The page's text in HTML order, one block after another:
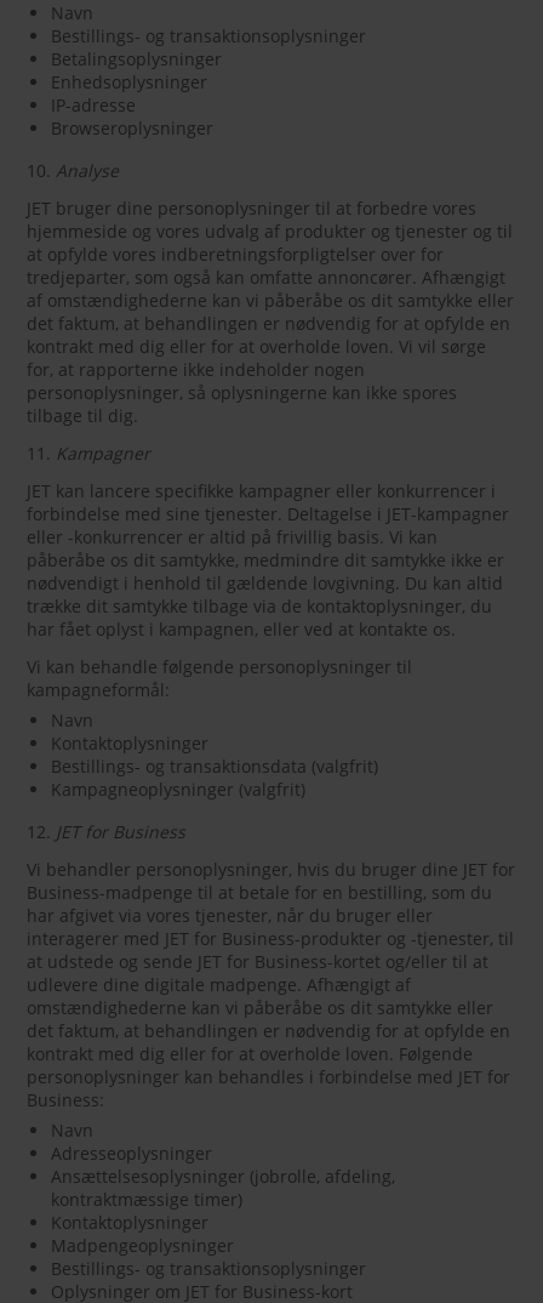
Navn
Bestillings- og transaktionsoplysninger
Betalingsoplysninger
Enhedsoplysninger
IP-adresse
Browseroplysninger
10.Analyse
JET bruger dine personoplysninger til at forbedre vores
hjemmeside og vores udvalg af produkter og tjenester og til
at opfylde vores indberetningsforpligtelser over for
tredjeparter, som også kan omfatte annoncører. Afhængigt
af omstændighederne kan vi påberåbe os dit samtykke eller
det faktum, at behandlingen er nødvendig for at opfylde en
kontrakt med dig eller for at overholde loven. Vi vil sørge
for, at rapporterne ikke indeholder nogen
personoplysninger, så oplysningerne kan ikke spores
tilbage til dig.
11. Kampagner
JET kan lancere specifikke kampagner eller konkurrencer i
forbindelse med sine tjenester. Deltagelse i JET-kampagner
eller -konkurrencer er altid på frivillig basis. Vi kan
påberåbe os dit samtykke, medmindre dit samtykke ikke er
nødvendigt i henhold til gældende lovgivning. Du kan altid
trække dit samtykke tilbage via de kontaktoplysninger, du
har fået oplyst i kampagnen, eller ved at kontakte os.
Vi kan behandle følgende personoplysninger til
kampagneformål:
Navn
Kontaktoplysninger
Bestillings- og transaktionsdata (valgfrit)
Kampagneoplysninger (valgfrit)
12. JET for Business
Vi behandler personoplysninger, hvis du bruger dine JET for
Business-madpenge til at betale for en bestilling, som du
har afgivet via vores tjenester, når du bruger eller
interagerer med JET for Business-produkter og -tjenester, til
at udstede og sende JET for Business-kortet og/eller til at
udlevere dine digitale madpenge. Afhængigt af
omstændighederne kan vi påberåbe os dit samtykke eller
det faktum, at behandlingen er nødvendig for at opfylde en
kontrakt med dig eller for at overholde loven. Følgende
personoplysninger kan behandles i forbindelse med JET for
Business:
Navn
Adresseoplysninger
Ansættelsesoplysninger (jobrolle, afdeling,
kontraktmæssige timer)
Kontaktoplysninger
Madpengeoplysninger
Bestillings- og transaktionsoplysninger
Oplysninger om JET for Business-kort